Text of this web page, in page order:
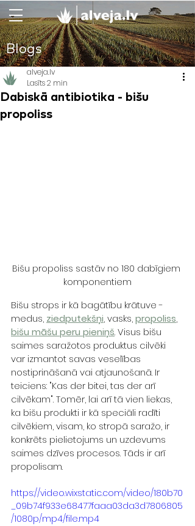
Blogs
Dabiskā antibiotika - bišu
propoliss
alveja.lv
Lasīts 2 min
Bišu propoliss sastāv no 180 dabīgiem
komponentiem
Bišu strops ir kā bagātību krātuve -
medus, ziedputekšņi, vasks, propoliss,
bišu māšu peru pieniņš. Visus bišu
saimes saražotos produktus cilvēki
var izmantot savas veselības
nostiprināšanā vai atjaunošanā. Ir
teiciens: "Kas der bitei, tas der arī
cilvēkam". Tomēr, lai arī tā vien liekas,
ka bišu produkti ir kā speciāli radīti
cilvēkiem, visam, ko stropā saražo, ir
konkrēts pielietojums un uzdevums
saimes dzīves procesos. Tāds ir arī
propolisam.
https://video.wixstatic.com/video/180b70
_09b74f933e68477faaa03da3d7806805
/1080p/mp4/file.mp4